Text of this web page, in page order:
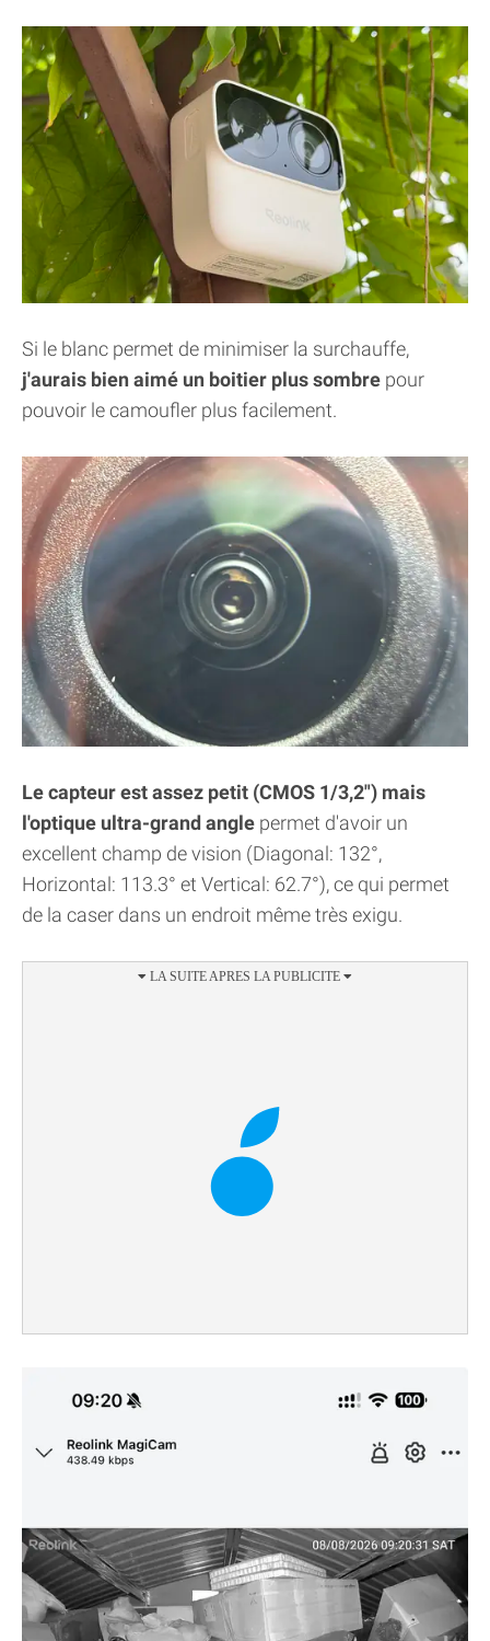
Si le blanc permet de minimiser la surchauffe,
j'aurais bien aimé un boitier plus sombre pour
pouvoir le camoufler plus facilement.
Le capteur est assez petit (CMOS 1/3,2") mais
l'optique ultra-grand angle permet d'avoir un
excellent champ de vision (Diagonal: 132°,
Horizontal: 113.3° et Vertical: 62.7°), ce qui permet
de la caser dans un endroit même très exigu.